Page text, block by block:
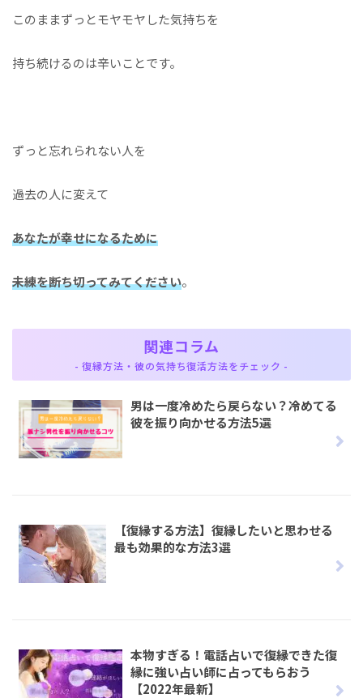
このままずっとモヤモヤした気持ちを
持ち続けるのは辛いことです。
ずっと忘れられない人を
過去の人に変えて
あなたが幸せになるために
未練を断ち切ってみてください。
関連コラム
- 復縁方法・彼の気持ち復活方法をチェック -
男は一度冷めたら戻らない？冷めてる
彼を振り向かせる方法5選
【復縁する方法】復縁したいと思わせる
最も効果的な方法3選
本物すぎる！電話占いで復縁できた復
縁に強い占い師に占ってもらおう
【2022年最新】